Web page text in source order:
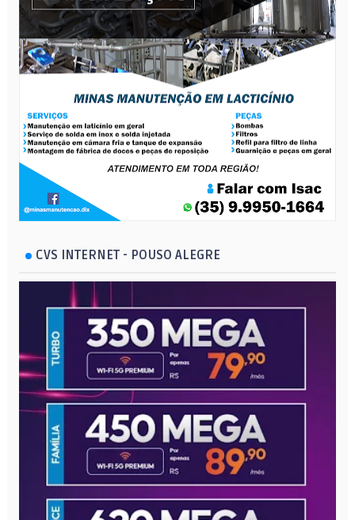
CVS INTERNET - POUSO ALEGRE